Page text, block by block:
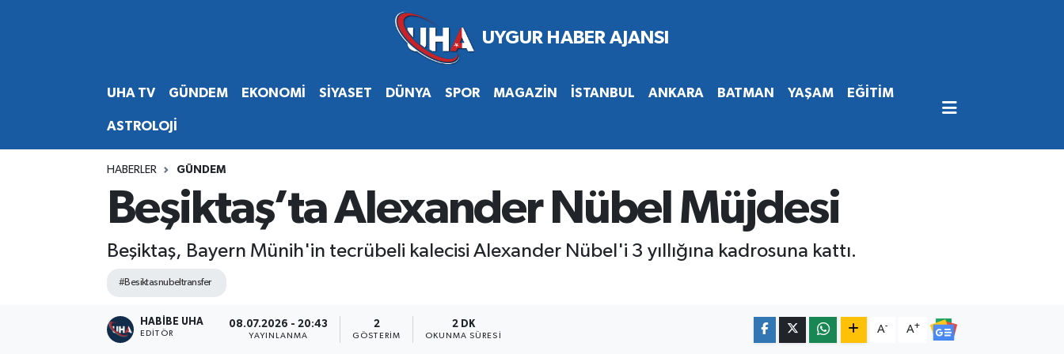
UHA TV GÜNDEM EKONOMİ SİYASET DÜNYA SPOR MAGAZİN İSTANBUL ANKARA BATMAN YAŞAM EĞİTİM
ASTROLOJİ
HABERLER GÜNDEM
Beşiktaş’ta Alexander Nübel Müjdesi
Beşiktaş, Bayern Münih'in tecrübeli kalecisi Alexander Nübel'i 3 yıllığına kadrosuna kattı.
#Besiktasnubeltransfer
HABİBE UHA
EDITÖR
08.07.2026 - 20:43
YAYINLANMA
2
GÖSTERIM
2 DK
OKUNMA SÜRESI
A- A+
Hava Durumu
Süper Lig Puan Durumu ve Fikstür
Tüm Manşetler
Haber Arşivi